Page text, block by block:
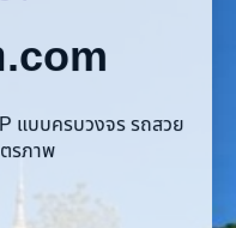
สวาย อำเภอลำลูกกา